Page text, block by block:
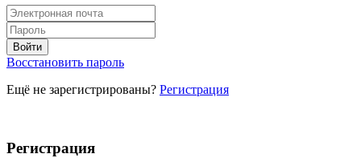
Восстановить пароль
Ещё не зарегистрированы? Регистрация
Регистрация